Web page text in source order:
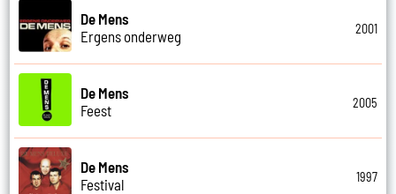
De Mens
Ergens onderweg
2001
De Mens
Feest
2005
De Mens
Festival
1997